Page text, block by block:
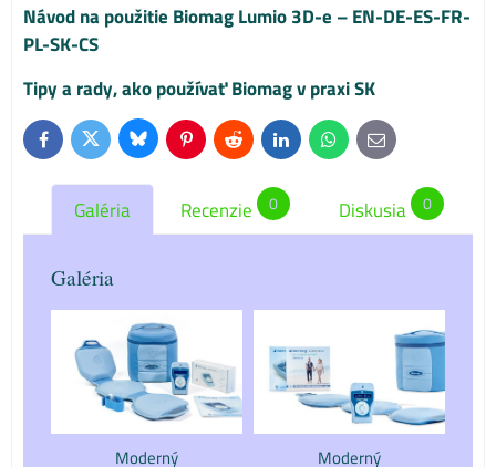
Návod na použitie Biomag Lumio 3D-e – EN-DE-ES-FR-
PL-SK-CS
Tipy a rady, ako používať Biomag v praxi SK
FacebookTwitterBlueskyPinterestReddit LinkedInWhatsApp
E-
mail
Galéria Recenzie 0 Diskusia 0
Galéria
Moderný Moderný